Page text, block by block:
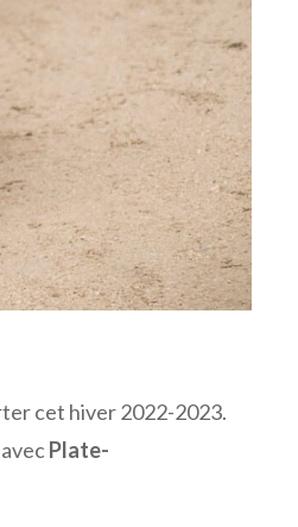
cet hiver 2022-2023.
Plate-